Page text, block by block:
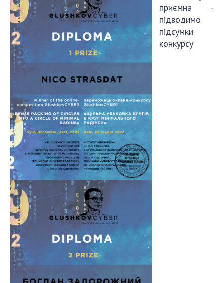
Політика конфіденційності
Політика безпеки платіжної карти
Умови повернення коштів
Договір оферти
приємна -
підводимо
підсумки
конкурсу